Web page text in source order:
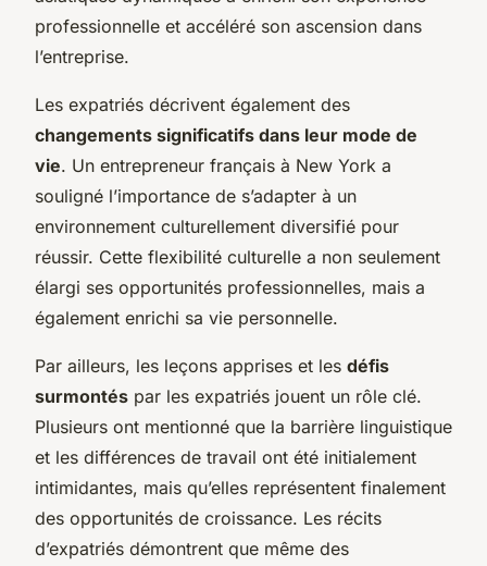
professionnelle et accéléré son ascension dans
l’entreprise.
Les expatriés décrivent également des
changements significatifs dans leur mode de
vie. Un entrepreneur français à New York a
souligné l’importance de s’adapter à un
environnement culturellement diversifié pour
réussir. Cette flexibilité culturelle a non seulement
élargi ses opportunités professionnelles, mais a
également enrichi sa vie personnelle.
Par ailleurs, les leçons apprises et les défis
surmontés par les expatriés jouent un rôle clé.
Plusieurs ont mentionné que la barrière linguistique
et les différences de travail ont été initialement
intimidantes, mais qu’elles représentent finalement
des opportunités de croissance. Les récits
d’expatriés démontrent que même des